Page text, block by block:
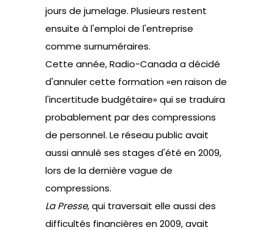
jours de jumelage. Plusieurs restent
ensuite à l'emploi de l'entreprise
comme surnuméraires.
Cette année, Radio-Canada a décidé
d'annuler cette formation «en raison de
l'incertitude budgétaire» qui se traduira
probablement par des compressions
de personnel. Le réseau public avait
aussi annulé ses stages d'été en 2009,
lors de la dernière vague de
compressions.
La Presse, qui traversait elle aussi des
difficultés financières en 2009, avait